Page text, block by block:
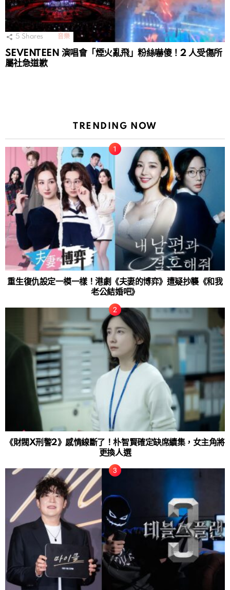
5 Shares 音樂
SEVENTEEN 演唱會「煙火亂飛」粉絲嚇傻！2 人受傷所
屬社急道歉
TRENDING NOW
重生復仇設定一模一樣！港劇《夫妻的博弈》遭疑抄襲《和我
老公結婚吧》
《財閥X刑警2》感情線斷了！朴智賢確定缺席續集，女主角將
更換人選